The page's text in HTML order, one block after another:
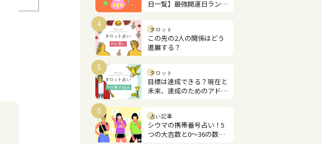
日一覧】最強開運日ランキ
4
タロット
この先の2人の関係はどう
進展する？
5
タロット
目標は達成できる？現在と
未来、達成のためのアドバ
6
占い記事
シウマの携帯番号占い！5
つの大吉数と0～36の数字